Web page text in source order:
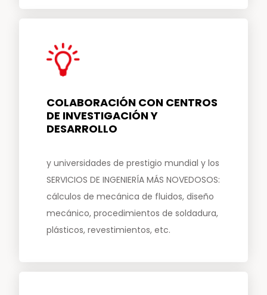
COLABORACIÓN CON CENTROS
DE INVESTIGACIÓN Y
DESARROLLO
y universidades de prestigio mundial y los
SERVICIOS DE INGENIERÍA MÁS NOVEDOSOS:
cálculos de mecánica de fluidos, diseño
mecánico, procedimientos de soldadura,
plásticos, revestimientos, etc.